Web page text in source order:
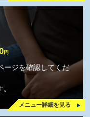
円
ージを確認してくだ
メニュー詳細を見る